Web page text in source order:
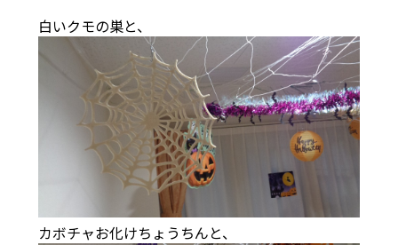
白いクモの巣と、
カボチャお化けちょうちんと、